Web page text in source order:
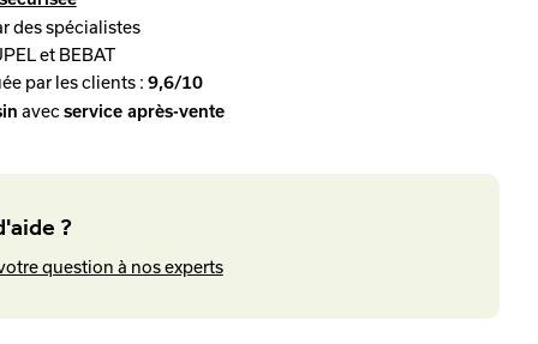
des spécialistes
et BEBAT
par les clients : 9,6/10
avec service après-vente
?
question à nos experts